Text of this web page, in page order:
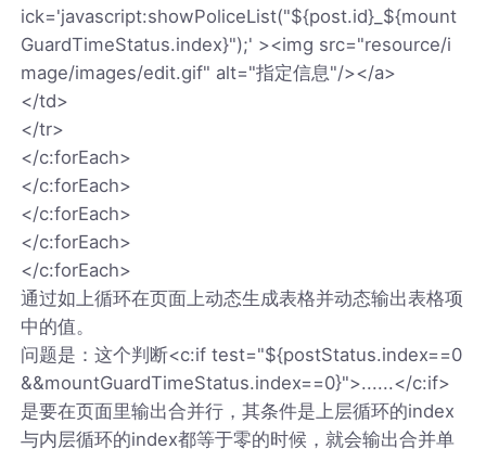
ick='javascript:showPoliceList("${post.id}_${mount
GuardTimeStatus.index}");' ><img src="resource/i
mage/images/edit.gif" alt="指定信息"/></a>
</td>
</tr>
</c:forEach>
</c:forEach>
</c:forEach>
</c:forEach>
</c:forEach>
通过如上循环在页面上动态生成表格并动态输出表格项
中的值。
问题是：这个判断<c:if test="${postStatus.index==0
&&mountGuardTimeStatus.index==0}">......</c:if>
是要在页面里输出合并行，其条件是上层循环的index
与内层循环的index都等于零的时候，就会输出合并单